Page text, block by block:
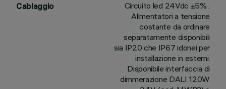
Cablaggio
Circuito led 24Vdc ±5% .
Alimentatori a tensione
costante da ordinare
separatamente disponibili
sia IP20 che IP67 idonei per
installazione in esterni.
Disponibile interfaccia di
dimmerazione DALI 120W